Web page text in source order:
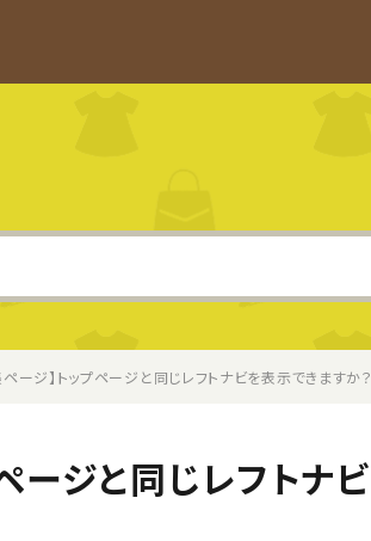
ージ】トップページと同じレフトナビを表示できますか？
ージと同じレフトナビ